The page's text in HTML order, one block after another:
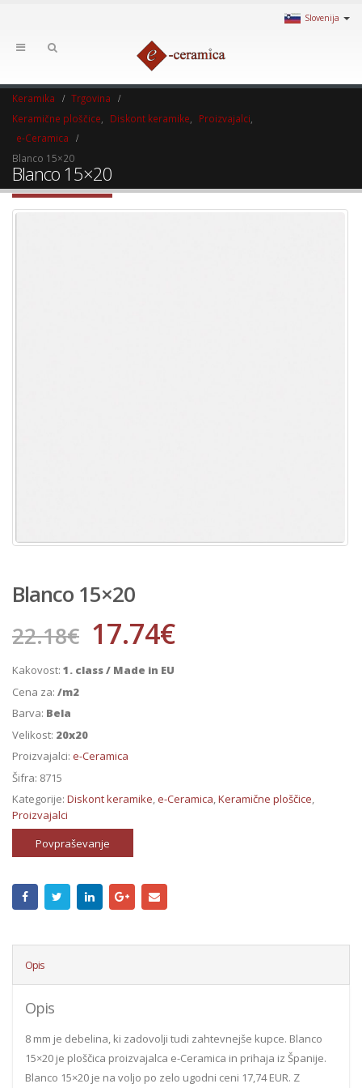
Slovenija
Keramika
Trgovina
Keramične ploščice
Diskont keramike Proizvajalci
e-Ceramica
Blanco 15×20
Blanco 15×20
Blanco 15×20
22.18€ 17.74€
Kakovost: 1. class / Made in EU
Cena za: /m2
Barva: Bela
Velikost: 20x20
Proizvajalci: e-Ceramica
Šifra: 8715
Kategorije: Diskont keramike,e-Ceramica,Keramične ploščice,
Proizvajalci
Povpraševanje
Opis
Opis
8 mm je debelina, ki zadovolji tudi zahtevnejše kupce. Blanco
15×20 je ploščica proizvajalca e-Ceramica in prihaja iz Španije.
Blanco 15×20 je na voljo po zelo ugodni ceni 17,74 EUR. Z